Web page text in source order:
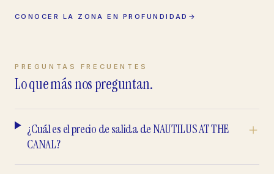
CONOCER LA ZONA EN PROFUNDIDAD →
PREGUNTAS FRECUENTES
Lo que más nos preguntan.
¿Cuál es el precio de salida de NAUTILUS AT THE
CANAL?